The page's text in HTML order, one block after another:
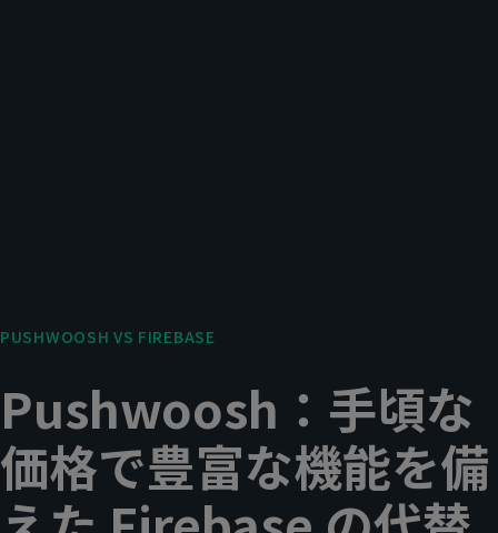
PUSHWOOSH VS FIREBASE
Pushwoosh：手頃な
価格で豊富な機能を備